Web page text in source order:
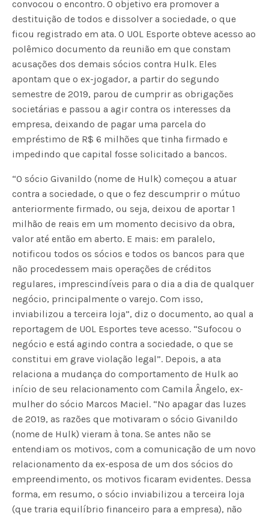
convocou o encontro. O objetivo era promover a
destituição de todos e dissolver a sociedade, o que
ficou registrado em ata. O UOL Esporte obteve acesso ao
polêmico documento da reunião em que constam
acusações dos demais sócios contra Hulk. Eles
apontam que o ex-jogador, a partir do segundo
semestre de 2019, parou de cumprir as obrigações
societárias e passou a agir contra os interesses da
empresa, deixando de pagar uma parcela do
empréstimo de R$ 6 milhões que tinha firmado e
impedindo que capital fosse solicitado a bancos.
“O sócio Givanildo (nome de Hulk) começou a atuar
contra a sociedade, o que o fez descumprir o mútuo
anteriormente firmado, ou seja, deixou de aportar 1
milhão de reais em um momento decisivo da obra,
valor até então em aberto. E mais: em paralelo,
notificou todos os sócios e todos os bancos para que
não procedessem mais operações de créditos
regulares, imprescindíveis para o dia a dia de qualquer
negócio, principalmente o varejo. Com isso,
inviabilizou a terceira loja”, diz o documento, ao qual a
reportagem de UOL Esportes teve acesso. “Sufocou o
negócio e está agindo contra a sociedade, o que se
constitui em grave violação legal”. Depois, a ata
relaciona a mudança do comportamento de Hulk ao
início de seu relacionamento com Camila Ângelo, ex-
mulher do sócio Marcos Maciel. “No apagar das luzes
de 2019, as razões que motivaram o sócio Givanildo
(nome de Hulk) vieram à tona. Se antes não se
entendiam os motivos, com a comunicação de um novo
relacionamento da ex-esposa de um dos sócios do
empreendimento, os motivos ficaram evidentes. Dessa
forma, em resumo, o sócio inviabilizou a terceira loja
(que traria equilíbrio financeiro para a empresa), não